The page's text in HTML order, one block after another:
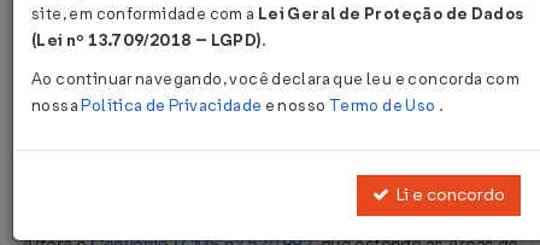
Página Inicial Legislações
Convênio ICMS nº 9 de 01/04/2011
Publicado no DOU em 5 abr 2011
site, em conformidade com a Lei Geral de Proteção de Dados
(Lei nº 13.709/2018 – LGPD).
Ao continuar navegando, você declara que leu e concorda com
nossaPolítica de Privacidade e nosso Termo de Uso .
Li e concordo